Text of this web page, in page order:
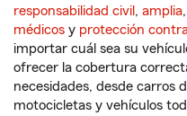
responsabilidad civil , amplia,
médicos y protección
importar cuál sea su
ofrecer la cobertura
necesidades, desde carros
motocicletas y vehículos